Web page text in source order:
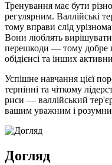
Тренування має бути
регулярним. Валлійські
тому вправи слід
Вони люблять
перешкоди — тому добре
обідієнсі та інших
Успішне навчання цієї
терпінні та чіткому
риси — валлійський
вашим уважним і
Догляд